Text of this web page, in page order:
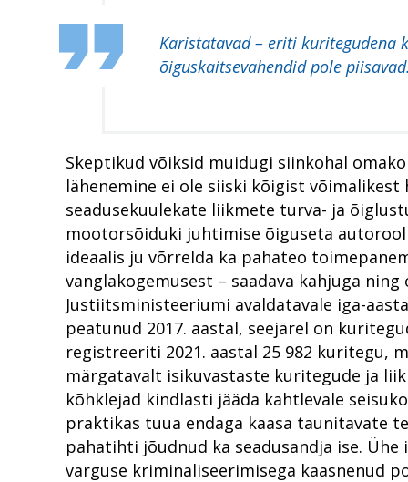
Karistatavad – eriti kuritegudena
õiguskaitsevahendid pole piisavad.
Skeptikud võiksid muidugi siinkohal
lähenemine ei ole siiski kõigist
seadusekuulekate liikmete turva- ja
mootorsõiduki juhtimise õiguseta
ideaalis ju võrrelda ka pahateo
vanglakogemusest – saadava kahjuga
Justiitsministeeriumi avaldatavale iga-
peatunud 2017. aastal, seejärel on
registreeriti 2021. aastal 25 982 kuritegu,
märgatavalt isikuvastaste kuritegude ja
kõhklejad kindlasti jääda kahtlevale
praktikas tuua endaga kaasa taunitavate
pahatihti jõudnud ka seadusandja ise.
varguse kriminaliseerimisega kaasnenud